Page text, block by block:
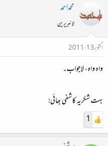
محمداحمد
لائبریرین
اکتوبر 13، 2011
واہ واہ، لاجواب۔
بہت شکریہ کاشفی بھائی!
1